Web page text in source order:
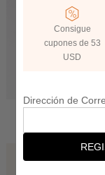
Consigue
cupones de 53
USD
Dirección de